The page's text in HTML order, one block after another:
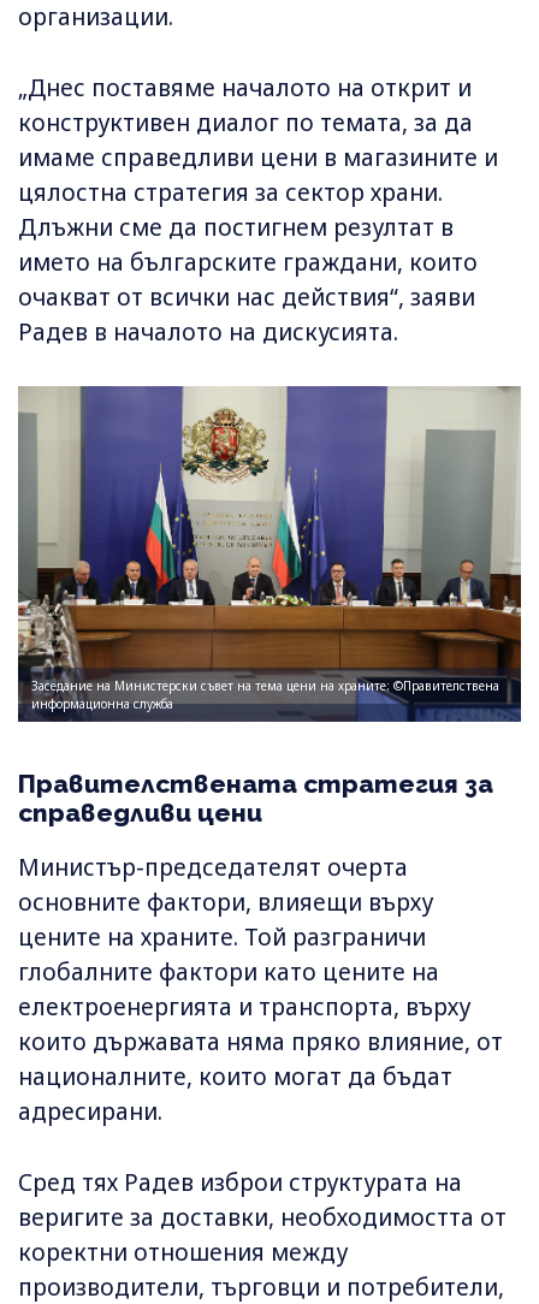
организации.
„Днес поставяме началото на открит и
конструктивен диалог по темата, за да
имаме справедливи цени в магазините и
цялостна стратегия за сектор храни.
Длъжни сме да постигнем резултат в
името на българските граждани, които
очакват от всички нас действия“, заяви
Радев в началото на дискусията.
Заседание на Министерски съвет на тема цени на храните; ©Правителствена
информационна служба
Правителствената стратегия за
справедливи цени
Министър-председателят очерта
основните фактори, влияещи върху
цените на храните. Той разграничи
глобалните фактори като цените на
електроенергията и транспорта, върху
които държавата няма пряко влияние, от
националните, които могат да бъдат
адресирани.
Сред тях Радев изброи структурата на
веригите за доставки, необходимостта от
коректни отношения между
производители, търговци и потребители,